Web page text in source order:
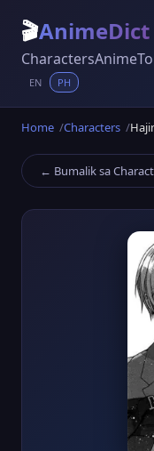
🎬AnimeDict
CharactersAnime
EN PH
Home Characters
← Bumalik sa